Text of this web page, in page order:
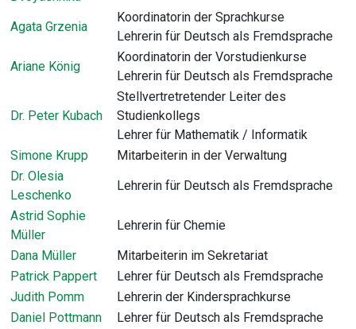
Agata Grzenia
Koordinatorin der Sprachkurse
Lehrerin für Deutsch als Fremdsprache
Ariane König
Koordinatorin der Vorstudienkurse
Lehrerin für Deutsch als Fremdsprache
Dr. Peter Kubach
Stellvertretretender Leiter des
Studienkollegs
Lehrer für Mathematik / Informatik
Simone Krupp
Mitarbeiterin in der Verwaltung
Dr. Olesia
Leschenko
Lehrerin für Deutsch als Fremdsprache
Astrid Sophie
Müller
Lehrerin für Chemie
Dana Müller
Mitarbeiterin im Sekretariat
Patrick Pappert
Lehrer für Deutsch als Fremdsprache
Judith Pomm
Lehrerin der Kindersprachkurse
Daniel Pottmann
Lehrer für Deutsch als Fremdsprache